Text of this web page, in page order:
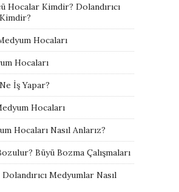
Hocalar Kimdir? Dolandırıcı
Hocaları
Hocaları
İş Yapar?
Hocaları
Hocaları Nasıl Anlarız?
Büyü Bozma Çalışmaları
Medyumlar Nasıl